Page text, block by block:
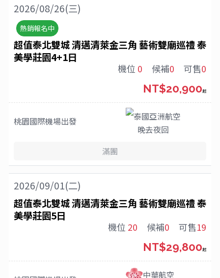
2026/08/26(三)
熱銷報名中
超值泰北雙城 清邁清萊金三角 藝術雙廟巡禮 泰
美學莊園4+1日
機位 0 候補0 可售0
桃園國際機場出發
泰國亞洲航空
晚去夜回
NT$20,900起
滿團
2026/09/01(二)
超值泰北雙城 清邁清萊金三角 藝術雙廟巡禮 泰
美學莊園5日
機位 20 候補0 可售19
中華航空
NT$29,800起